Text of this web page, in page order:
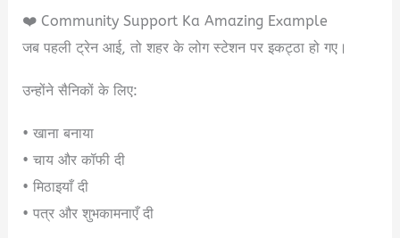
❤️ Community Support Ka Amazing Example
जब पहली ट्रेन आई, तो शहर के लोग स्टेशन पर इकट्ठा हो गए।
उन्होंने सैनिकों के लिए:
• खाना बनाया
• चाय और कॉफी दी
• मिठाइयाँ दी
• पत्र और शुभकामनाएँ दी